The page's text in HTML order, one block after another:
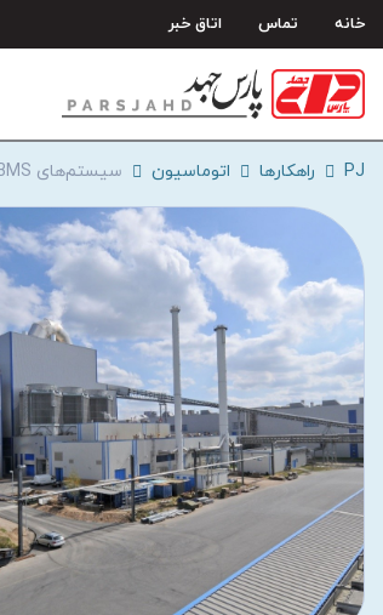
پرش
محتوا
خانه تماس اتاق خبر
PJ راهکارها اتوماسیون سیستم‌های BMS